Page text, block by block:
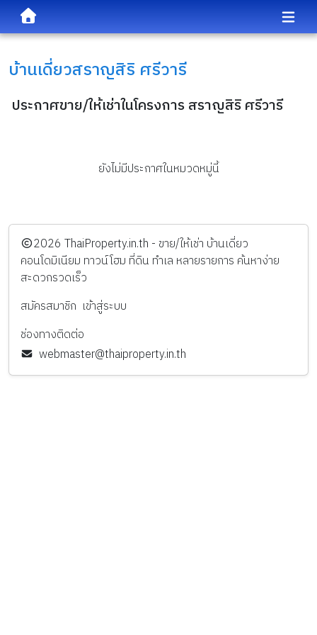
บ้านเดี่ยวสราญสิริ ศรีวารี
ประกาศขาย/ให้เช่าในโครงการ สราญสิริ ศรีวารี
ยังไม่มีประกาศในหมวดหมู่นี้
️2026 ThaiProperty.in.th - ขาย/ให้เช่า บ้านเดี่ยว
คอนโดมิเนียม ทาวน์โฮม ที่ดิน ทำเล หลายรายการ ค้นหาง่าย
สะดวกรวดเร็ว
สมัครสมาชิก เข้าสู่ระบบ
ช่องทางติดต่อ
webmaster@thaiproperty.in.th